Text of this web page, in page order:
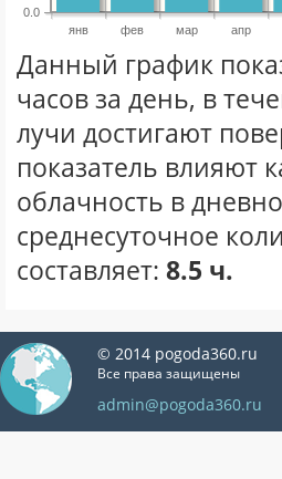
янв фев мар апр
0.0
Данный график
часов за день, в
лучи достигают
показатель влияют
облачность в
среднесуточное
составляет: 8.5 ч.
© 2014 pogoda360.ru
Все права защищены
admin@pogoda360.ru